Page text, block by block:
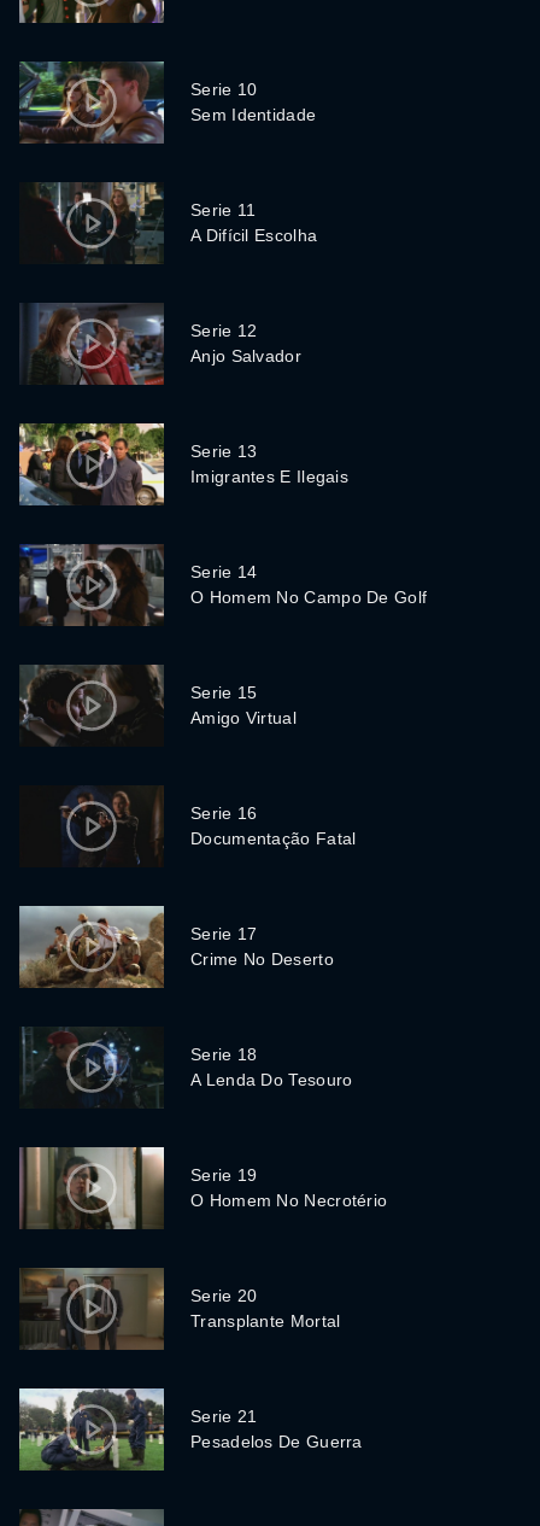
Serie 10
Sem Identidade
Serie 11
A Difícil Escolha
Serie 12
Anjo Salvador
Serie 13
Imigrantes E Ilegais
Serie 14
O Homem No Campo De Golf
Serie 15
Amigo Virtual
Serie 16
Documentação Fatal
Serie 17
Crime No Deserto
Serie 18
A Lenda Do Tesouro
Serie 19
O Homem No Necrotério
Serie 20
Transplante Mortal
Serie 21
Pesadelos De Guerra